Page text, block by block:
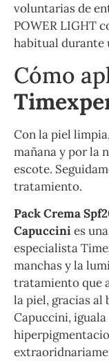
voluntarias de
POWER LIGHT
habitual durante
Cómo
Con la piel
mañana y por la
escote.
tratamiento.
Pack Crema
Capuccinies
especialista
manchas y la
tratamiento que
la piel, gracias al
Capuccini,